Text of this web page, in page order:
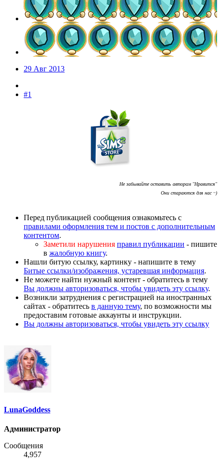
29 Авг 2013
#1
Не забывайте оставить авторам "Нравится"
Они стараются для нас ~)
Перед публикацией сообщения ознакомьтесь с
правилами оформления тем и постов с дополнительным
контентом.
Заметили нарушения правил публикации - пишите
в жалобную книгу.
Нашли битую ссылку, картинку - напишите в тему
Битые ссылки/изображения, устаревшая информация.
Не можете найти нужный контент - обратитесь в тему
Вы должны авторизоваться, чтобы увидеть эту ссылку.
Возникли затруднения с регистрацией на иностранных
сайтах - обратитесь в данную тему, по возможности мы
предоставим готовые аккаунты и инструкции.
Вы должны авторизоваться, чтобы увидеть эту ссылку
LunaGoddess
Администратор
Сообщения
4,957